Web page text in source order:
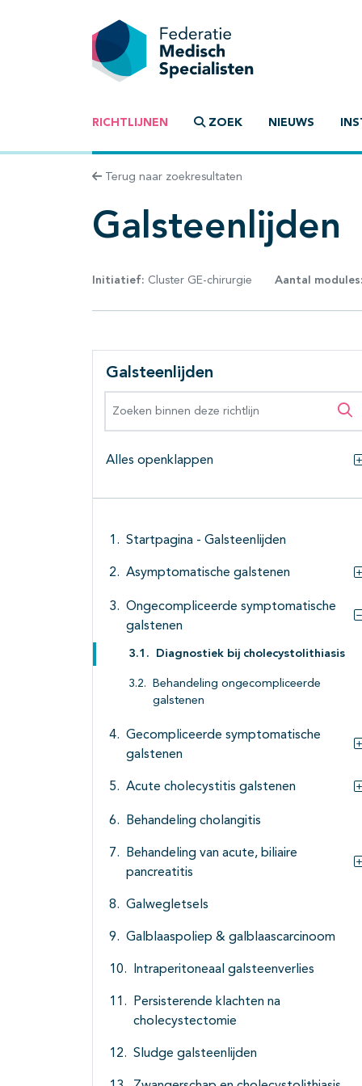
RICHTLIJNEN ZOEK NIEUWS
Terug naar zoekresultaten
Galsteenlijden
Initiatief: Cluster GE-chirurgie Aantal modules:
Galsteenlijden
Alles openklappen
Startpagina - Galsteenlijden
Asymptomatische galstenen
Ongecompliceerde symptomatische
galstenen
Diagnostiek bij cholecystolithiasis
Behandeling ongecompliceerde
galstenen
Gecompliceerde symptomatische
galstenen
Acute cholecystitis galstenen
Behandeling cholangitis
Behandeling van acute, biliaire
pancreatitis
Galwegletsels
Galblaaspoliep & galblaascarcinoom
Intraperitoneaal galsteenverlies
Persisterende klachten na
cholecystectomie
Sludge galsteenlijden